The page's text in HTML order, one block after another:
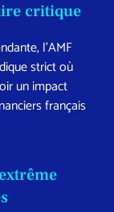
critique
l’AMF
strict où
un impact
français